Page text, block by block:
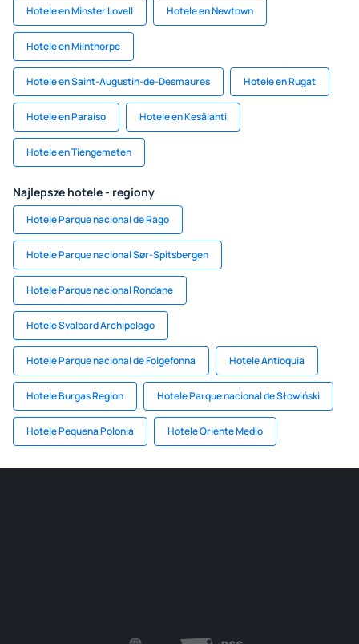
Hotele en Minster Lovell Hotele en Newtown
Hotele en Milnthorpe
Hotele en Saint-Augustin-de-Desmaures Hotele en Rugat
Hotele en Paraíso Hotele en Kesälahti
Hotele en Tiengemeten
Najlepsze hotele - regiony
Hotele Parque nacional de Rago
Hotele Parque nacional Sør-Spitsbergen
Hotele Parque nacional Rondane
Hotele Svalbard Archipelago
Hotele Parque nacional de Folgefonna Hotele Antioquia
Hotele Burgas Region Hotele Parque nacional de Słowiński
Hotele Pequena Polonia Hotele Oriente Medio